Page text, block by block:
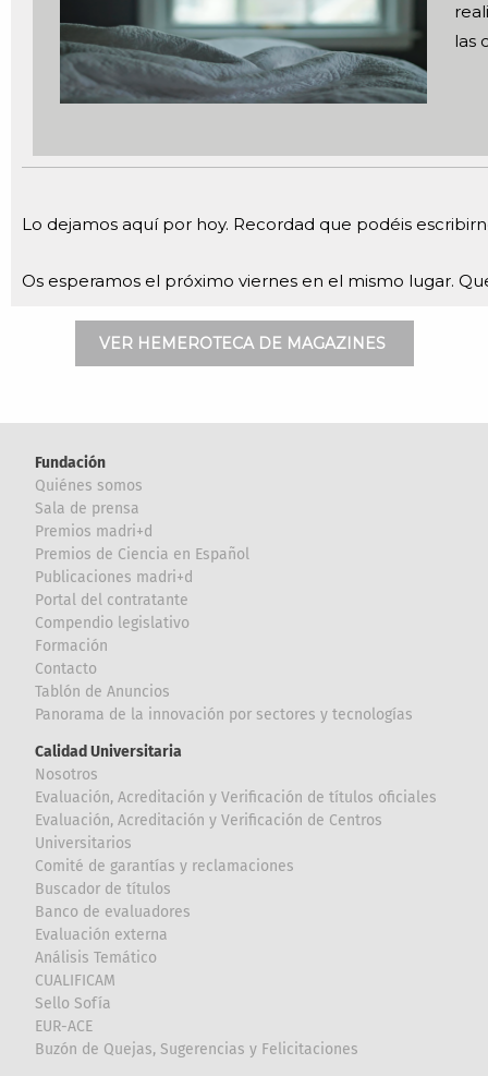
las
Lo dejamos aquí por hoy. Recordad que podéis
Os esperamos el próximo viernes en el mismo lugar.
VER HEMEROTECA DE MAGAZINES
Fundación
Quiénes somos
Sala de prensa
Premios madri+d
Premios de Ciencia en Español
Publicaciones madri+d
Portal del contratante
Compendio legislativo
Formación
Contacto
Tablón de Anuncios
Panorama de la innovación por sectores y tecnologías
Calidad Universitaria
Nosotros
Evaluación, Acreditación y Verificación de títulos oficiales
Evaluación, Acreditación y Verificación de Centros
Universitarios
Comité de garantías y reclamaciones
Buscador de títulos
Banco de evaluadores
Evaluación externa
Análisis Temático
CUALIFICAM
Sello Sofía
EUR-ACE
Buzón de Quejas, Sugerencias y Felicitaciones